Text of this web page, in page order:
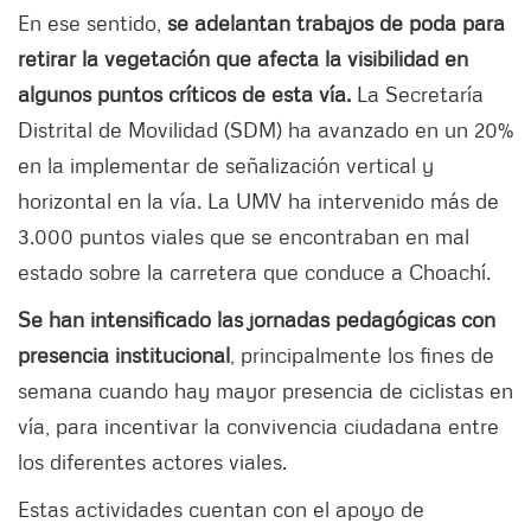
En ese sentido, se adelantan trabajos de poda para
retirar la vegetación que afecta la visibilidad en
algunos puntos críticos de esta vía. La Secretaría
Distrital de Movilidad (SDM) ha avanzado en un 20%
en la implementar de señalización vertical y
horizontal en la vía. La UMV ha intervenido más de
3.000 puntos viales que se encontraban en mal
estado sobre la carretera que conduce a Choachí.
Se han intensificado las jornadas pedagógicas con
presencia institucional , principalmente los fines de
semana cuando hay mayor presencia de ciclistas en
vía, para incentivar la convivencia ciudadana entre
los diferentes actores viales.
Estas actividades cuentan con el apoyo de